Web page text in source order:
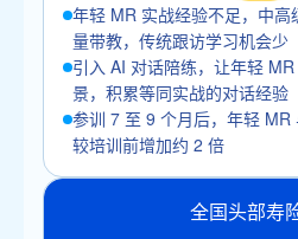
年轻 MR 实战经验不足，中
量带教，传统跟访学习机会少
引入 AI 对话陪练，让年轻
景，积累等同实战的对话经验
参训 7 至 9 个月后，年轻
较培训前增加约 2 倍
全国头部寿